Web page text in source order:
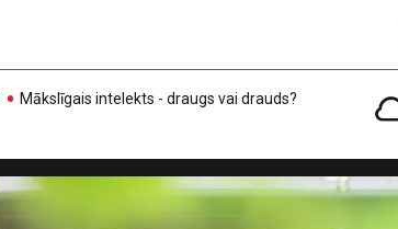
Mākslīgais intelekts - draugs vai drauds?